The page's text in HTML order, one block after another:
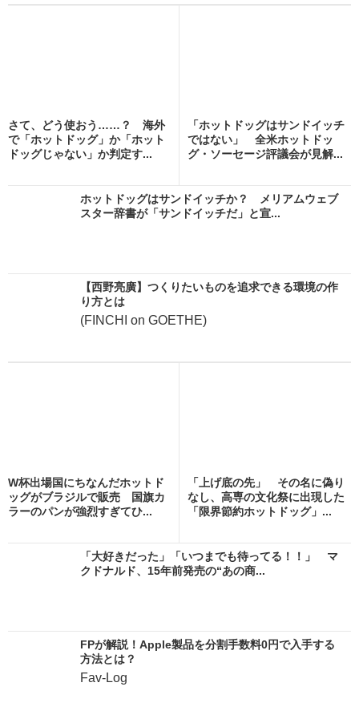
さて、どう使おう……？ 海外
で「ホットドッグ」か「ホット
ドッグじゃない」か判定す...
「ホットドッグはサンドイッチ
ではない」 全米ホットドッ
グ・ソーセージ評議会が見解...
ホットドッグはサンドイッチか？ メリアムウェブ
スター辞書が「サンドイッチだ」と宣...
【西野亮廣】つくりたいものを追求できる環境の作
り方とは
(FINCHI on GOETHE)
W杯出場国にちなんだホットド
ッグがブラジルで販売 国旗カ
ラーのパンが強烈すぎてひ...
「上げ底の先」 その名に偽り
なし、高専の文化祭に出現した
「限界節約ホットドッグ」...
「大好きだった」「いつまでも待ってる！！」 マ
クドナルド、15年前発売の“あの商...
FPが解説！Apple製品を分割手数料0円で入手する
方法とは？
Fav-Log